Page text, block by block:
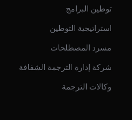
توطين البرامج
استراتيجية التوطين
مسرد المصطلحات
شركة إدارة الترجمة الشفافة
وكالات الترجمة